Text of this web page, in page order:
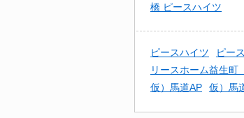
橋 ピースハイツ
ピースハイツ ピー
リースホーム益生
仮）馬道AP
仮）馬